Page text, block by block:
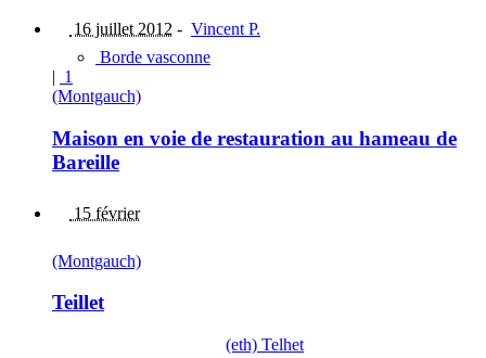
16 juillet 2012 - Vincent P.
Borde vasconne
| 1
(Montgauch)
Maison en voie de restauration au hameau de
Bareille
15 février
(Montgauch)
Teillet
(eth) Telhet